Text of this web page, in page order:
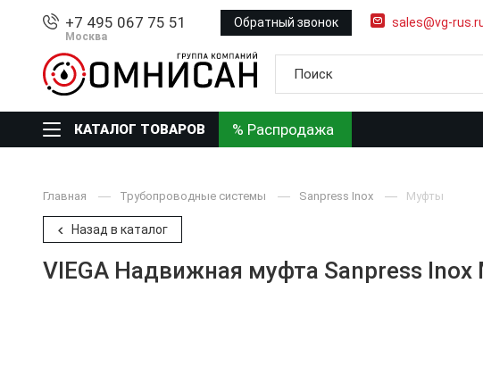
+7 495 067 75 51
Москва
Обратный звонок sales@vg-
КАТАЛОГ ТОВАРОВ % Распродажа
Главная Трубопроводные системы Sanpress Inox Муфты
Назад в каталог
VIEGA Надвижная муфта Sanpress